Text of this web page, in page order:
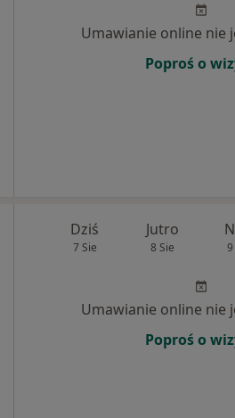
Umawianie online nie
Poproś o
Dziś
7 Sie
Jutro
8 Sie
Umawianie online nie
Poproś o